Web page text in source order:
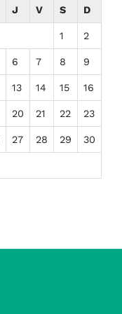
J V S D
1 2
6 7 8 9
13 14 15 16
20 21 22 23
27 28 29 30